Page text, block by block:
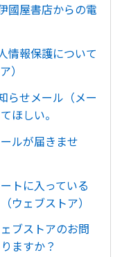
國屋書店からの電
情報保護について
）
らせメール（メー
ほしい。
ルが届きませ
トに入っている
ウェブストア）
ブストアのお問
ますか？